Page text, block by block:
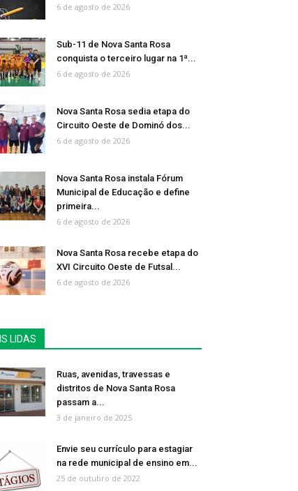
6 de agosto de 2026
Sub-11 de Nova Santa Rosa
conquista o terceiro lugar na 1ª...
6 de agosto de 2026
Nova Santa Rosa sedia etapa do
Circuito Oeste de Dominó dos...
6 de agosto de 2026
Nova Santa Rosa instala Fórum
Municipal de Educação e define
primeira...
6 de agosto de 2026
Nova Santa Rosa recebe etapa do
XVI Circuito Oeste de Futsal...
6 de agosto de 2026
LIDAS
Ruas, avenidas, travessas e
distritos de Nova Santa Rosa
passam a...
3 de janeiro de 2025
Envie seu currículo para estagiar
na rede municipal de ensino em...
25 de outubro de 2022